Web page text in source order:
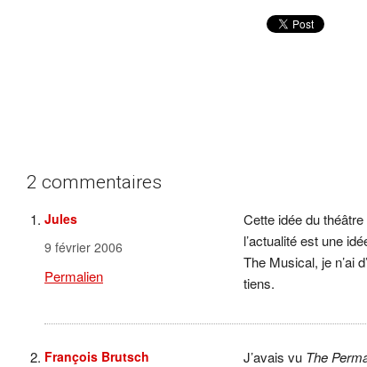
2 commentaires
Jules
9 février 2006
Permalien
Cette idée du
l’actualité est une
The Musical, je n’ai
tiens.
François Brutsch J’avais vu The